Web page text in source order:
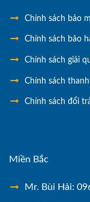
Chính sách bảo
Chính sách bảo
Chính sách giải
Chính sách
Chính sách đổi
Miền Bắc
Mr. Bùi Hải: